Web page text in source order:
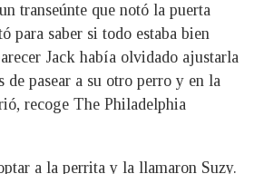
transeúnte que notó la puerta
para saber si todo estaba bien
Jack había olvidado ajustarla
de pasear a su otro perro y en la
recoge The Philadelphia
a la perrita y la llamaron Suzy.